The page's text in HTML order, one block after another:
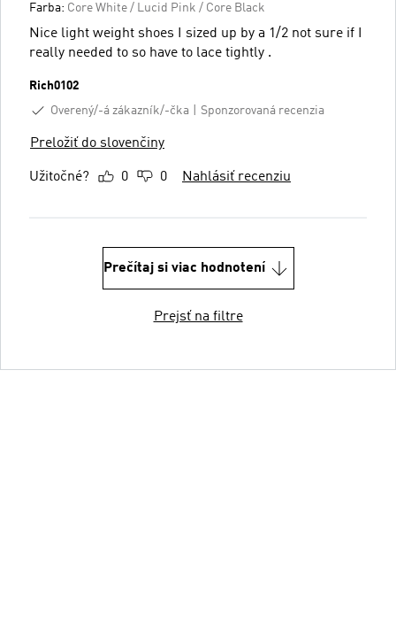
Farba: Core White / Lucid Pink / Core Black
Nice light weight shoes I sized up by a 1/2 not sure if I
really needed to so have to lace tightly .
Rich0102
Overený/-á zákazník/-čka
Sponzorovaná recenzia
Preložiť do slovenčiny
Užitočné? 0 0 Nahlásiť recenziu
Prečítaj si viac hodnotení
Prejsť na filtre